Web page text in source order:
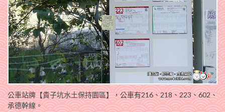
公車站牌【貴子坑水土保持園區】，公車有216、218、223、602、
承德幹線。